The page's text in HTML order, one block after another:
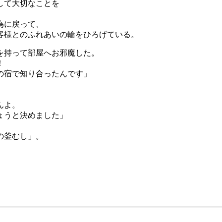
て大切なことを
戻って、
とのふれあいの輪をひろげている。
って部屋へお邪魔した。
で知り合ったんです」
。
と決めました」
むし」。